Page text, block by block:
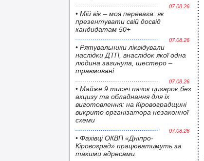
07.08.26
• Мій вік – моя перевага: як
презентувати свій досвід
кандидатам 50+
07.08.26
• Pятувальники ліквідували
наслідки ДТП, внаслідок якої одна
людина загинула, шестеро –
травмовані
07.08.26
• Майже 9 тисяч пачок цигарок без
акцизу та обладнання для їх
виготовлення: на Кіровоградщині
викрито організатора незаконної
схеми
07.08.26
• Фахівці ОКВП «Дніпро-
Кіровоград» працюватимуть за
такими адресами